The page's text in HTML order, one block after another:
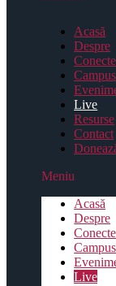
Acasă
Despre
Campus
Live
Resurse
Contact
Meniu
Acasă
Despre
Campus
Live